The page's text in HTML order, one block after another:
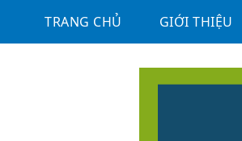
TRANG CHỦ GIỚI THIỆU